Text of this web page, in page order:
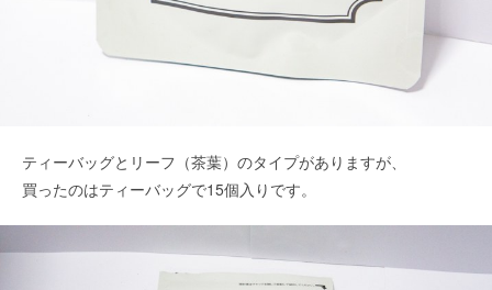
ティーバッグとリーフ（茶葉）のタイプがありますが、
買ったのはティーバッグで15個入りです。